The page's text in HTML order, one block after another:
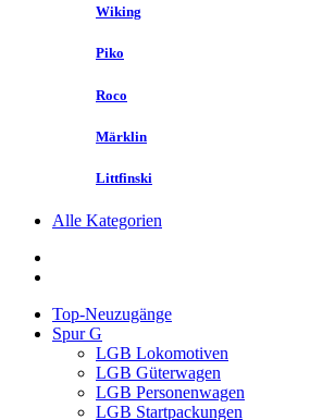
Wiking
Piko
Roco
Märklin
Littfinski
Alle Kategorien
Top-Neuzugänge
Spur G
LGB Lokomotiven
LGB Güterwagen
LGB Personenwagen
LGB Startpackungen